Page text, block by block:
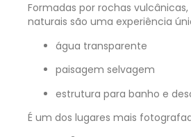
Formadas por rochas vulcânicas,
naturais são uma experiência
água transparente
paisagem selvagem
estrutura para banho e
É um dos lugares mais